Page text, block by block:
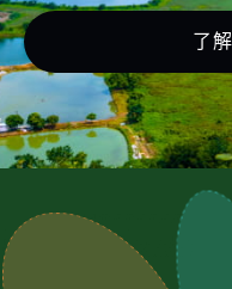
了